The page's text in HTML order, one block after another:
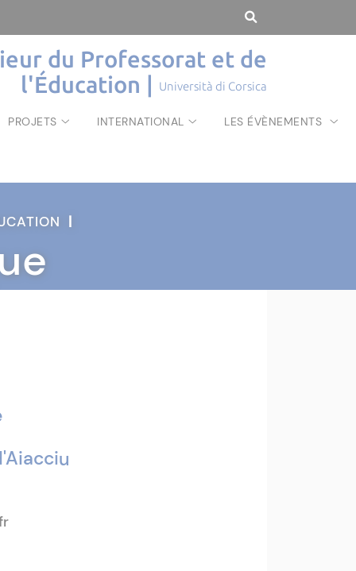
du Professorat et de
l'Éducation |
Università di Corsica
PROJETS INTERNATIONAL LES ÉVÈNEMENTS
|